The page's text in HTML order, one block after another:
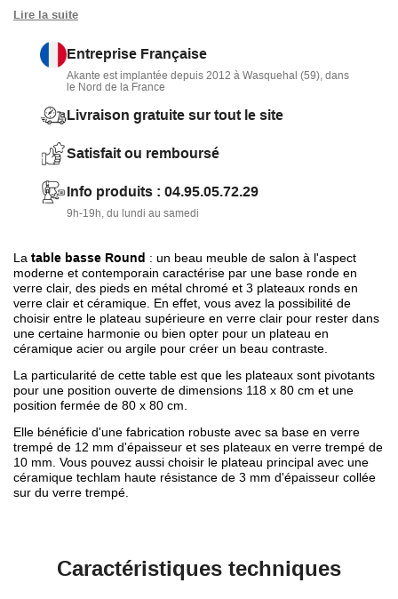
en céramique (2 coloris). Plateaux pivotants pour position
plateau en céramique techlam.
Lire la suite
Entreprise Française
Akante est implantée depuis 2012 à Wasquehal (59), dans
le Nord de la France
Livraison gratuite sur tout le site
Satisfait ou remboursé
Info produits : 04.95.05.72.29
9h-19h, du lundi au samedi
La table basse Round : un beau meuble de salon à l'aspect
moderne et contemporain caractérise par une base ronde en
verre clair, des pieds en métal chromé et 3 plateaux ronds en
verre clair et céramique. En effet, vous avez la possibilité de
choisir entre le plateau supérieure en verre clair pour rester dans
une certaine harmonie ou bien opter pour un plateau en
céramique acier ou argile pour créer un beau contraste.
La particularité de cette table est que les plateaux sont pivotants
pour une position ouverte de dimensions 118 x 80 cm et une
position fermée de 80 x 80 cm.
Elle bénéficie d'une fabrication robuste avec sa base en verre
trempé de 12 mm d'épaisseur et ses plateaux en verre trempé de
10 mm. Vous pouvez aussi choisir le plateau principal avec une
céramique techlam haute résistance de 3 mm d'épaisseur collée
sur du verre trempé.
Caractéristiques techniques